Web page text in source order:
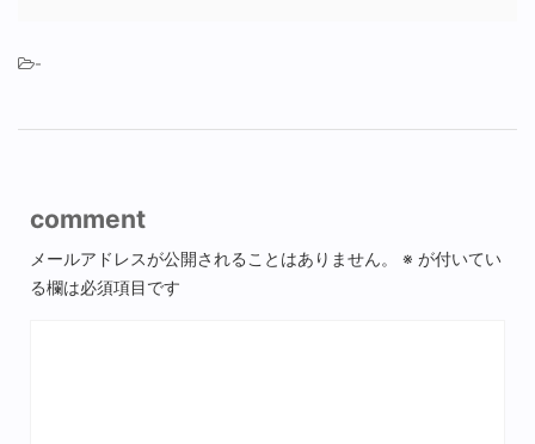
-
comment
メールアドレスが公開されることはありません。 ※ が付いてい
る欄は必須項目です